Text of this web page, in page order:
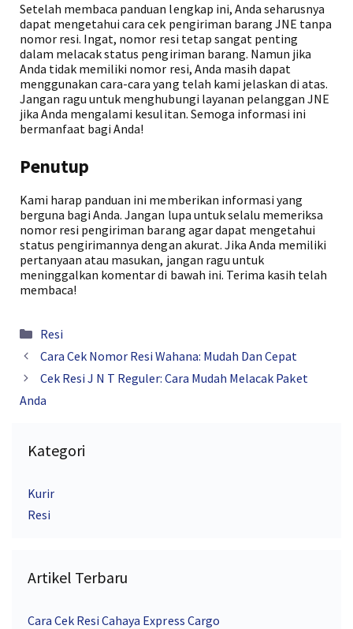
Setelah membaca panduan lengkap ini, Anda seharusnya
dapat mengetahui cara cek pengiriman barang JNE tanpa
nomor resi. Ingat, nomor resi tetap sangat penting
dalam melacak status pengiriman barang. Namun jika
Anda tidak memiliki nomor resi, Anda masih dapat
menggunakan cara-cara yang telah kami jelaskan di atas.
Jangan ragu untuk menghubungi layanan pelanggan JNE
jika Anda mengalami kesulitan. Semoga informasi ini
bermanfaat bagi Anda!
Penutup
Kami harap panduan ini memberikan informasi yang
berguna bagi Anda. Jangan lupa untuk selalu memeriksa
nomor resi pengiriman barang agar dapat mengetahui
status pengirimannya dengan akurat. Jika Anda memiliki
pertanyaan atau masukan, jangan ragu untuk
meninggalkan komentar di bawah ini. Terima kasih telah
membaca!
Kategori
Resi
Cara Cek Nomor Resi Wahana: Mudah Dan Cepat
Cek Resi J N T Reguler: Cara Mudah Melacak Paket
Anda
Kategori
Kurir
Resi
Artikel Terbaru
Cara Cek Resi Cahaya Express Cargo